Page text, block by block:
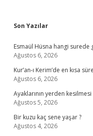
Sidebar
Son Yazılar
Esmaül Hüsna hangi surede
Ağustos 6, 2026
Kur’an-ı Kerim’de en kısa
Ağustos 6, 2026
Ayaklarının yerden
Ağustos 5, 2026
Bir kuzu kaç sene yaşar ?
Ağustos 4, 2026